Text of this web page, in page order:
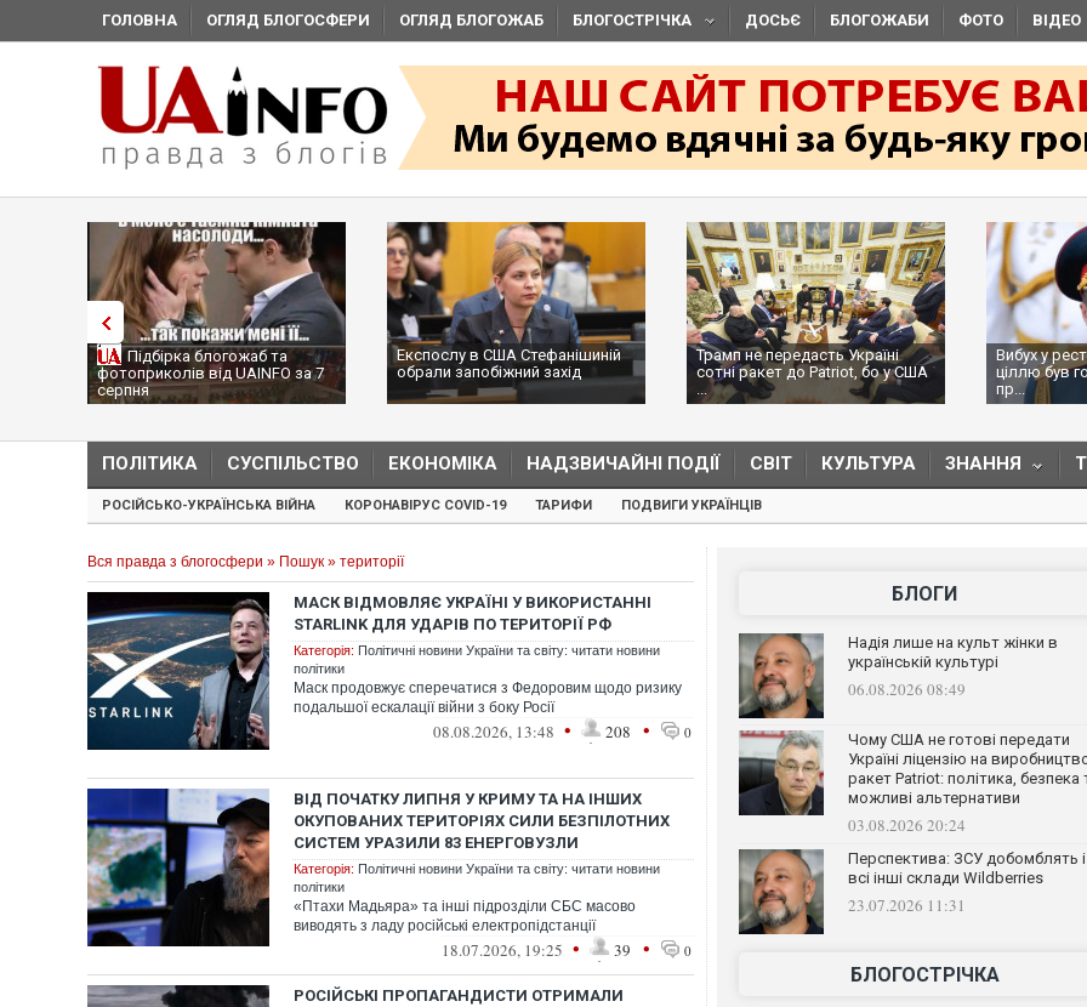
ГОЛОВНА ОГЛЯД БЛОГОСФЕРИ ОГЛЯД БЛОГОЖАБ БЛОГОСТРІЧКА ДОСЬЄ БЛОГОЖАБИ ФОТО ВІДЕО
Підбірка блогожаб та
фотоприколів від UAINFO за 7
серпня
Експослу в США Стефанішиній
обрали запобіжний захід
Трамп не передасть Україні
сотні ракет до Patriot, бо у США
...
Вибух у
ціллю був
пр...
ПОЛІТИКА СУСПІЛЬСТВО ЕКОНОМІКА НАДЗВИЧАЙНІ ПОДІЇ СВІТ КУЛЬТУРА ЗНАННЯ
РОСІЙСЬКО-УКРАЇНСЬКА ВІЙНА КОРОНАВІРУС COVID-19 ТАРИФИ ПОДВИГИ УКРАЇНЦІВ
Вся правда з блогосфери » Пошук » території
МАСК ВІДМОВЛЯЄ УКРАЇНІ У ВИКОРИСТАННІ
STARLINK ДЛЯ УДАРІВ ПО ТЕРИТОРІЇ РФ
Категорія: Політичні новини України та світу: читати новини
політики
Маск продовжує сперечатися з Федоровим щодо ризику
подальшої ескалації війни з боку Росії
08.08.2026, 13:48 • 208 • 0
ВІД ПОЧАТКУ ЛИПНЯ У КРИМУ ТА НА ІНШИХ
ОКУПОВАНИХ ТЕРИТОРІЯХ СИЛИ БЕЗПІЛОТНИХ
СИСТЕМ УРАЗИЛИ 83 ЕНЕРГОВУЗЛИ
Категорія: Політичні новини України та світу: читати новини
політики
«Птахи Мадьяра» та інші підрозділи СБС масово
виводять з ладу російські електропідстанції
18.07.2026, 19:25 • 39 • 0
РОСІЙСЬКІ ПРОПАГАНДИСТИ ОТРИМАЛИ
БЛОГИ
Надія лише на культ жінки в
українській культурі
06.08.2026 08:49
Чому США не готові передати
Україні ліцензію на
ракет Patriot: політика, безпека
можливі альтернативи
03.08.2026 20:24
Перспектива: ЗСУ добомблять і
всі інші склади Wildberries
23.07.2026 11:31
БЛОГОСТРІЧКА